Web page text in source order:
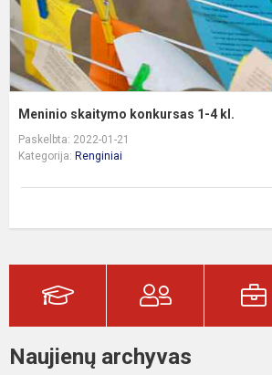
Meninio skaitymo konkursas 1-4 kl.
Paskelbta: 2022-01-21
Kategorija: Renginiai
Naujienų archyvas